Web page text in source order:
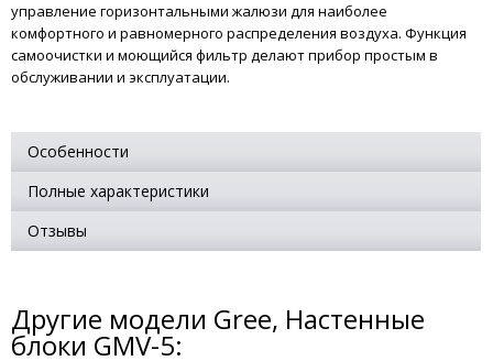
управление горизонтальными жалюзи для наиболее
комфортного и равномерного распределения воздуха. Функция
самоочистки и моющийся фильтр делают прибор простым в
обслуживании и эксплуатации.
Особенности
Полные характеристики
Отзывы
Другие модели Gree, Настенные
блоки GMV-5: